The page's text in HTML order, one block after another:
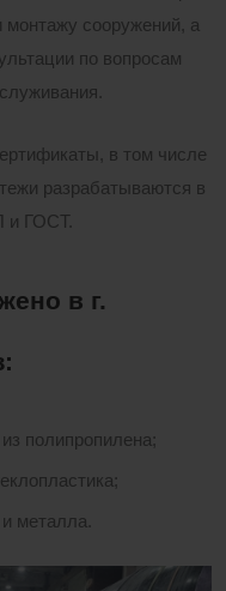
монтажу сооружений, а
по вопросам
в том числе
разрабатываются в
и ГОСТ.
в г.
полипропилена;
металла.